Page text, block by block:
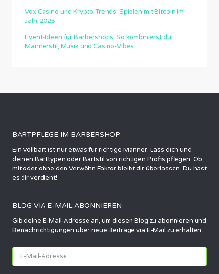
Vox Casino und Krypto-Trends: Spielen mit Bitcoin im
Jahr 2025
Event-Ideen für Barbershops: So kombinierst du
Männerstil, Musik und Casino-Vibes
BARTPFLEGE IM BARBERSHOP
Ein Vollbart ist nur etwas für richtige Männer. Lass dich und
deinen Barttypen oder Bartstil von richtigen Profis pflegen. Ob
mit oder ohne den Verwöhn Faktor bleibt dir überlassen. Du hast
es dir verdient!
BLOG VIA E-MAIL ABONNIEREN
Gib deine E-Mail-Adresse an, um diesen Blog zu abonnieren und
Benachrichtigungen über neue Beiträge via E-Mail zu erhalten.
E-
Mail-
Adresse